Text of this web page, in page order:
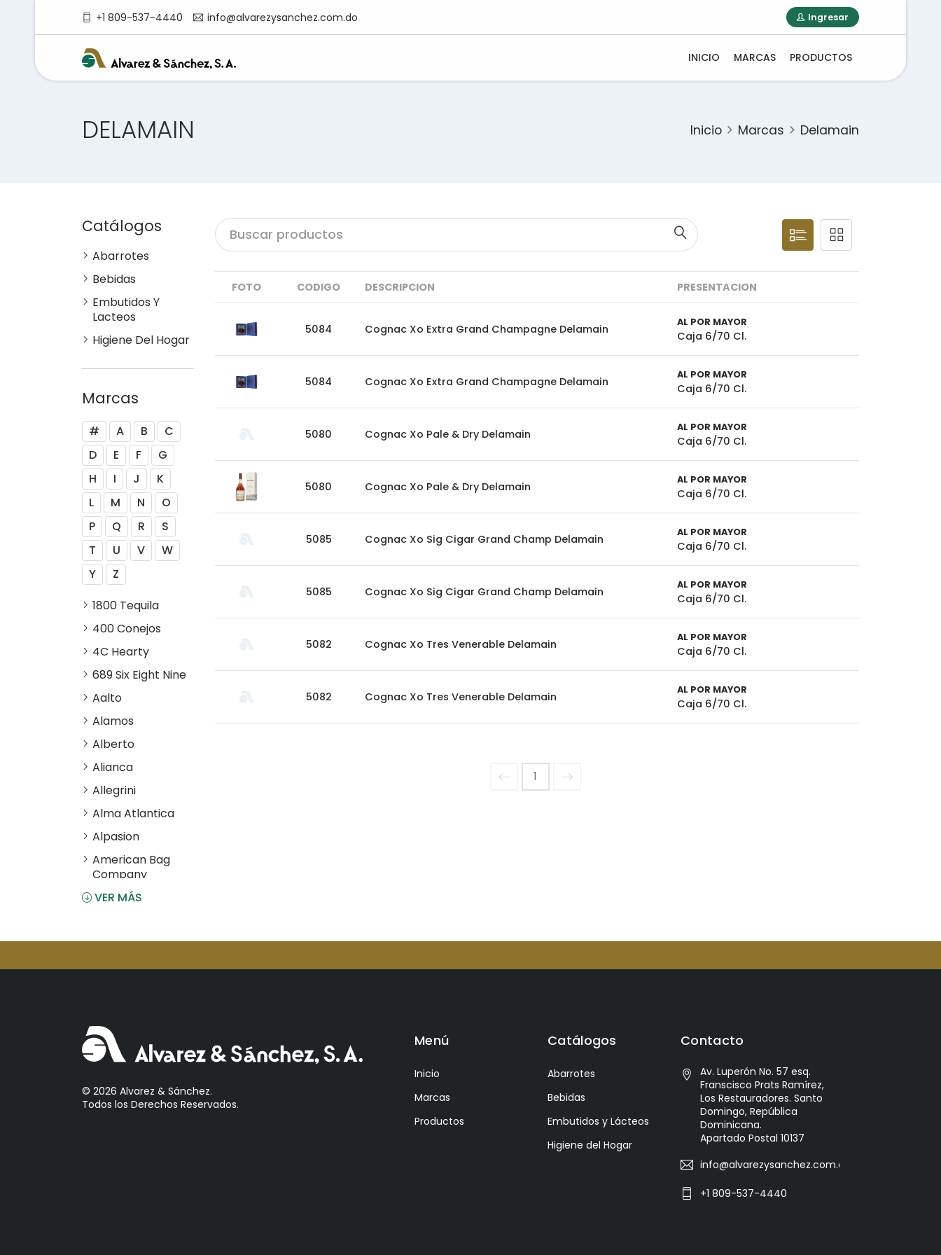
+1 809-537-4440 info@alvarezysanchez.com.do Ingresar
INICIO MARCAS PRODUCTOS
DELAMAIN Inicio Marcas Delamain
FOTO CODIGO DESCRIPCION PRESENTACION
5084 Cognac Xo Extra Grand Champagne Delamain
AL POR MAYOR
Caja 6/70 Cl.
5084 Cognac Xo Extra Grand Champagne Delamain
AL POR MAYOR
Caja 6/70 Cl.
5080 Cognac Xo Pale & Dry Delamain
AL POR MAYOR
Caja 6/70 Cl.
5080 Cognac Xo Pale & Dry Delamain
AL POR MAYOR
Caja 6/70 Cl.
5085 Cognac Xo Sig Cigar Grand Champ Delamain
AL POR MAYOR
Caja 6/70 Cl.
5085 Cognac Xo Sig Cigar Grand Champ Delamain
AL POR MAYOR
Caja 6/70 Cl.
5082 Cognac Xo Tres Venerable Delamain
AL POR MAYOR
Caja 6/70 Cl.
5082 Cognac Xo Tres Venerable Delamain
AL POR MAYOR
Caja 6/70 Cl.
1
Catálogos
Abarrotes
Bebidas
Embutidos Y
Lacteos
Higiene Del Hogar
Marcas
# A B
C
D
E F
G
H
I J
K
L
M N
O
P
Q R
S
T
U V
W
Y
Z
1800 Tequila
400 Conejos
4C Hearty
689 Six Eight Nine
Aalto
Alamos
Alberto
Alianca
Allegrini
Alma Atlantica
Alpasion
American Bag
Company
Angostura
Aperol
Arcos
Astrales
Avelina
Azevedo
VER MÁS
© 2026 Alvarez & Sánchez.
Todos los Derechos Reservados.
Menú
Inicio
Marcas
Productos
Catálogos
Abarrotes
Bebidas
Embutidos y Lácteos
Higiene del Hogar
Contacto
Av. Luperón No. 57 esq.
Franscisco Prats Ramírez,
Los Restauradores. Santo
Domingo, República
Dominicana.
Apartado Postal 10137
info@alvarezysanchez.com.do
+1 809-537-4440